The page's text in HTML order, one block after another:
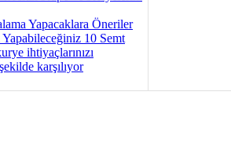
Yapacaklara Öneriler
Yapabileceğiniz 10 Semt
ihtiyaçlarınızı
karşılıyor